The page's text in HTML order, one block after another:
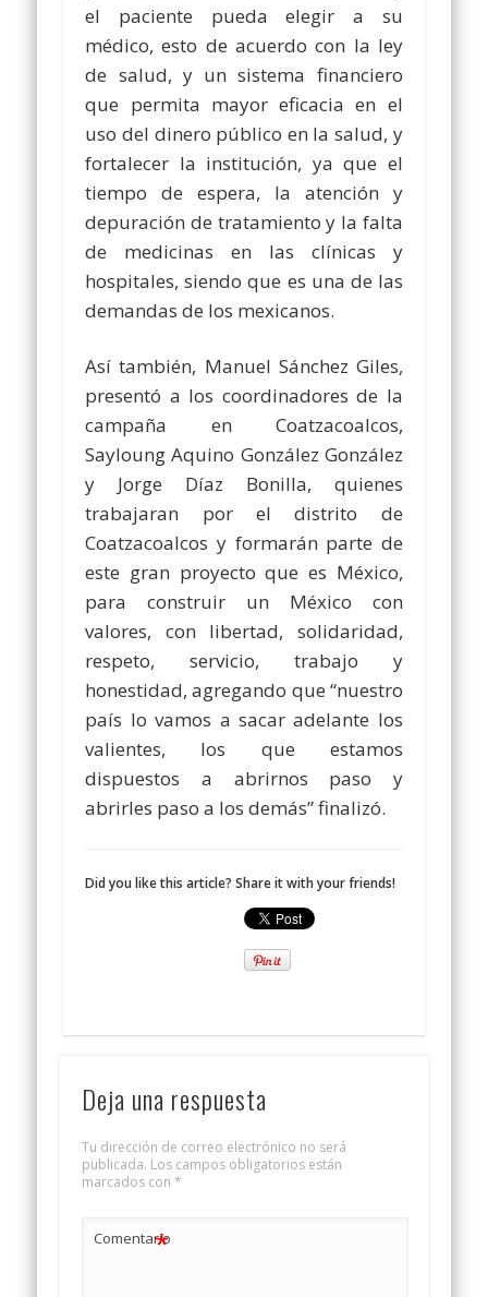
el paciente pueda elegir a su
médico, esto de acuerdo con la ley
de salud, y un sistema financiero
que permita mayor eficacia en el
uso del dinero público en la salud, y
fortalecer la institución, ya que el
tiempo de espera, la atención y
depuración de tratamiento y la falta
de medicinas en las clínicas y
hospitales, siendo que es una de las
demandas de los mexicanos.
Así también, Manuel Sánchez Giles,
presentó a los coordinadores de la
campaña en Coatzacoalcos,
Sayloung Aquino González González
y Jorge Díaz Bonilla, quienes
trabajaran por el distrito de
Coatzacoalcos y formarán parte de
este gran proyecto que es México,
para construir un México con
valores, con libertad, solidaridad,
respeto, servicio, trabajo y
honestidad, agregando que “nuestro
país lo vamos a sacar adelante los
valientes, los que estamos
dispuestos a abrirnos paso y
abrirles paso a los demás” finalizó.
Did you like this article? Share it with your friends!
Deja una respuesta
Tu dirección de correo electrónico no será
publicada. Los campos obligatorios están
marcados con *
Comentario
*